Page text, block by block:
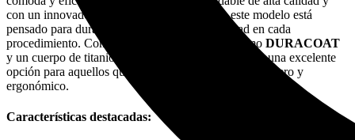
con un innovador sistema de cabezal limpio, este modelo está
pensado para durar más y garantizar la seguridad en cada
procedimiento. Con la adición de tecnologías como DURACOAT
y un cuerpo de titanio macizo, este contra-ángulo es una excelente
opción para aquellos que buscan un instrumento duradero y
ergonómico.
Características destacadas: